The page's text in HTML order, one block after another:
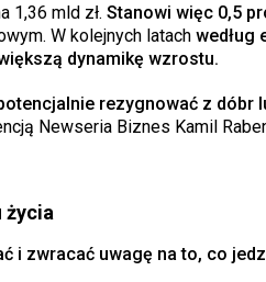
1,36 mld zł. Stanowi więc 0,5
W kolejnych latach według
dynamikę wzrostu.
rezygnować z dóbr
Newseria Biznes Kamil
życia
i zwracać uwagę na to, co